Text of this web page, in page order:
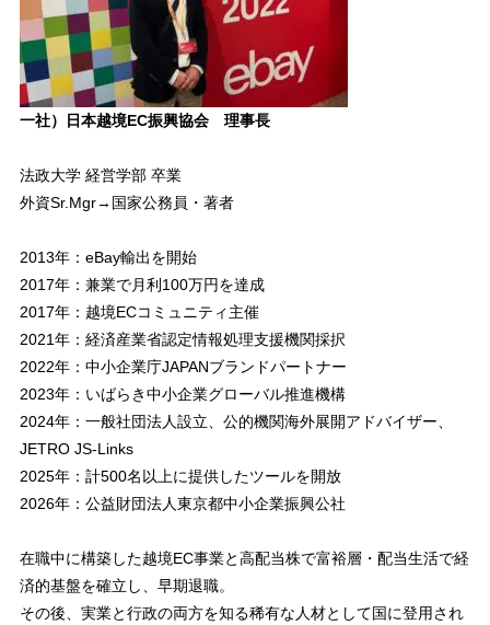
一社）日本越境EC振興協会 理事長
法政大学 経営学部 卒業
外資Sr.Mgr→国家公務員・著者
2013年：eBay輸出を開始
2017年：兼業で月利100万円を達成
2017年：越境ECコミュニティ主催
2021年：経済産業省認定情報処理支援機関採択
2022年：中小企業庁JAPANブランドパートナー
2023年：いばらき中小企業グローバル推進機構
2024年：一般社団法人設立、公的機関海外展開アドバイザー、
JETRO JS-Links
2025年：計500名以上に提供したツールを開放
2026年：公益財団法人東京都中小企業振興公社
在職中に構築した越境EC事業と高配当株で富裕層・配当生活で経
済的基盤を確立し、早期退職。
その後、実業と行政の両方を知る稀有な人材として国に登用され